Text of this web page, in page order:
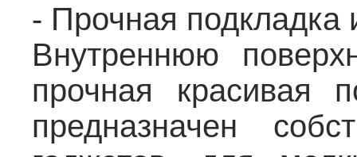
- Прочная подкладка
Внутреннюю
прочная красивая
предназначен